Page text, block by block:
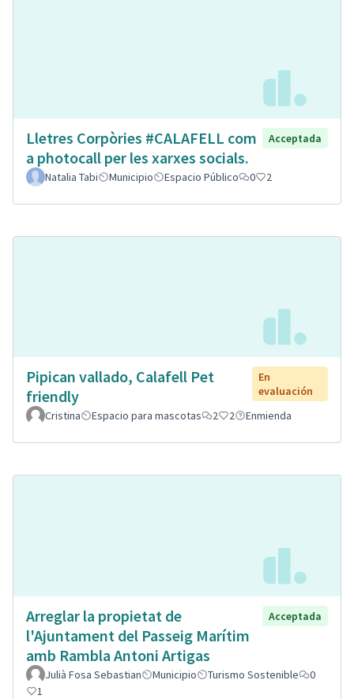
Lletres Corpòries #CALAFELL com
a photocall per les xarxes socials.
Acceptada
Natalia Tabi Municipio Espacio Público 0 2
Pipican vallado, Calafell Pet
friendly
En
evaluación
Cristina
Espacio para mascotas 2 2 Enmienda
Arreglar la propietat de
l'Ajuntament del Passeig Marítim
amb Rambla Antoni Artigas
Acceptada
Julià Fosa Sebastian Municipio Turismo Sostenible
0
1